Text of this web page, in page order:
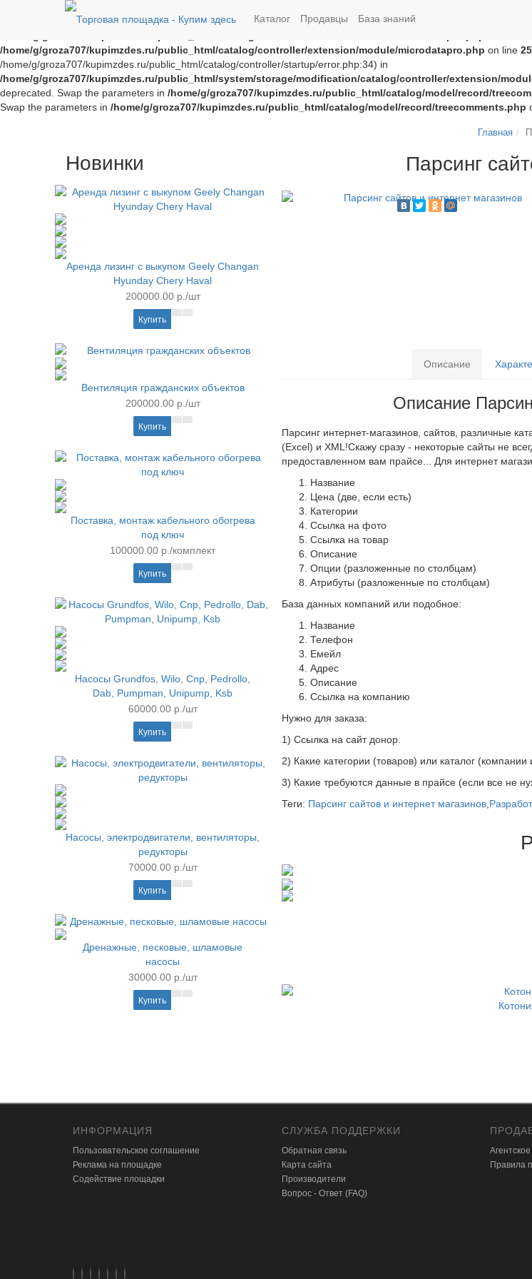
: Trying to access array offset on value of type bool in
offset on value of type bool in/home/g/groza707/kupimzdes.ru/public_html/catalog/controller/extension/
/home/g/groza707/kupimzdes.ru/public_html/catalog/controller/extension/module/microdatapro.php on line
/home/g/groza707/kupimzdes.ru/public_html/catalog/controller/startup/error.php:34) in
/home/g/groza707/kupimzdes.ru/public_html/system/storage/modification/catalog/controller/extension/
deprecated. Swap the parameters in /home/g/groza707/kupimzdes.ru/public_html/catalog/model/record/
Swap the parameters in /home/g/groza707/kupimzdes.ru/public_html/catalog/model/record/treecomments.php
Каталог Продавцы База знаний
Новинки
Аренда лизинг с выкупом Geely Changan
Hyunday Chery Haval
200000.00 р./шт
Купить
Вентиляция гражданских объектов
200000.00 р./шт
Купить
Поставка, монтаж кабельного обогрева
под ключ
100000.00 р./комплект
Купить
Насосы Grundfos, Wilo, Cnp, Pedrollo,
Dab, Pumpman, Unipump, Ksb
60000.00 р./шт
Купить
Насосы, электродвигатели, вентиляторы,
редукторы
70000.00 р./шт
Купить
Дренажные, песковые, шламовые
насосы
30000.00 р./шт
Купить
Главная
Парсинг
Описание
Описание
Парсинг интернет-магазинов, сайтов, различные
(Excel) и XML!Скажу сразу - некоторые сайты не
предоставленном вам прайсе... Для интернет
Название
Цена (две, если есть)
Категории
Ссылка на фото
Ссылка на товар
Описание
Опции (разложенные по столбцам)
Атрибуты (разложенные по столбцам)
База данных компаний или подобное:
Название
Телефон
Емейл
Адрес
Описание
Ссылка на компанию
Нужно для заказа:
1) Ссылка на сайт донор.
2) Какие категории (товаров) или каталог (компании
3) Какие требуются данные в прайсе (если все не
Теги: Парсинг сайтов и интернет магазинов,
ИНФОРМАЦИЯ
Пользовательское соглашение
Реклама на площадке
Содействие площадки
СЛУЖБА ПОДДЕРЖКИ
Обратная связь
Карта сайта
Производители
Вопрос - Ответ (FAQ)
Правила